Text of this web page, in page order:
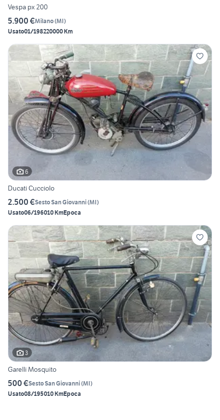
Vespa px 200
5.900 €Milano(MI)
Usato01/198220000 Km
6
Ducati Cucciolo
2.500 €Sesto San Giovanni(MI)
Usato06/196010 KmEpoca
3
Garelli Mosquito
500 €Sesto San Giovanni(MI)
Usato08/195010 KmEpoca